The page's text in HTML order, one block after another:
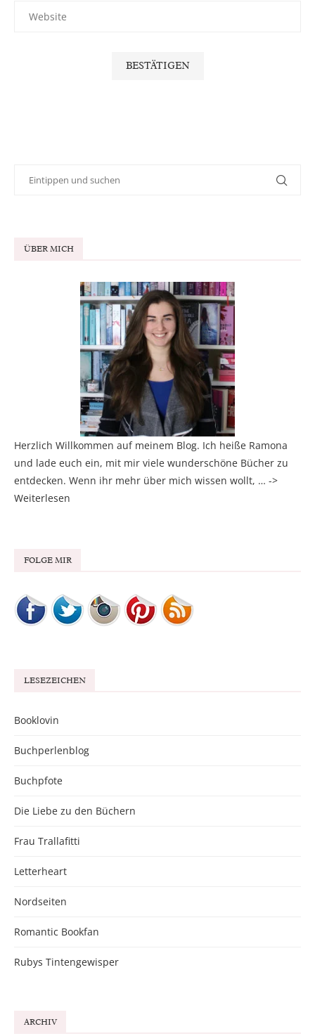
ÜBER MICH
Herzlich Willkommen auf meinem Blog. Ich heiße Ramona
und lade euch ein, mit mir viele wunderschöne Bücher zu
entdecken. Wenn ihr mehr über mich wissen wollt, … ->
Weiterlesen
FOLGE MIR
LESEZEICHEN
Booklovin
Buchperlenblog
Buchpfote
Die Liebe zu den Büchern
Frau Trallafitti
Letterheart
Nordseiten
Romantic Bookfan
Rubys Tintengewisper
ARCHIV